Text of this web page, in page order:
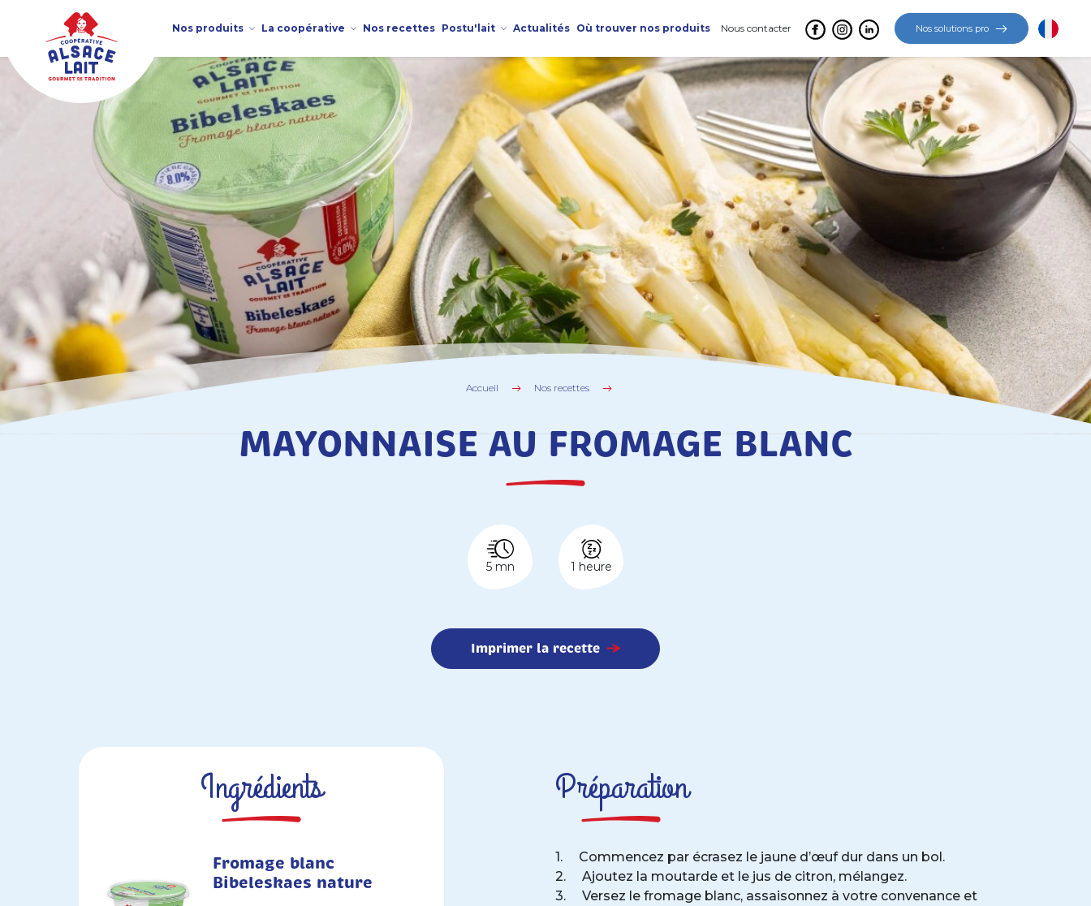
Nos produits La coopérative Nos recettes Postu'lait Actualités Où trouver nos produits Nous contacter Nos solutions pro
Accueil Nos recettes
MAYONNAISE AU FROMAGE BLANC
5 mn 1 heure
Imprimer la recette
Ingrédients
Fromage blanc
Bibeleskaes nature
Préparation
1. Commencez par écrasez le jaune d’œuf dur dans un bol.
2. Ajoutez la moutarde et le jus de citron, mélangez.
3. Versez le fromage blanc, assaisonnez à votre convenance et